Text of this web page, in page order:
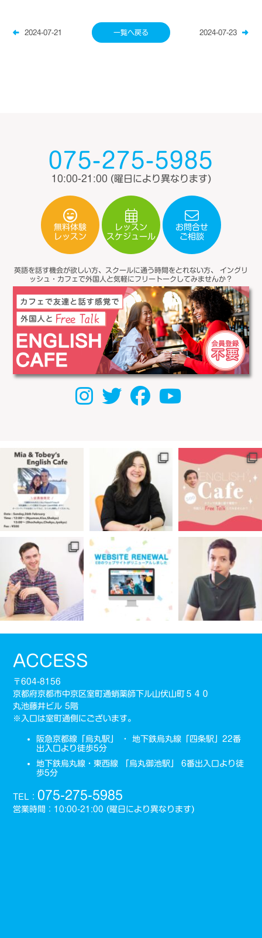
2024-07-21 一覧へ戻る 2024-07-23
075-275-5985
10:00-21:00 (曜日により異なります)
無料体験
レッスン
レッスン
スケジュール
お問合せ
ご相談
英語を話す機会が欲しい方、スクールに通う時間をとれない方、 イングリ
ッシュ・カフェで外国人と気軽にフリートークしてみませんか？
ACCESS
〒604-8156
京都府京都市中京区室町通蛸薬師下ル山伏山町５４０
丸池藤井ビル 5階
※入口は室町通側にございます。
阪急京都線「烏丸駅」 ・ 地下鉄烏丸線「四条駅」22番
出入口より徒歩5分
地下鉄烏丸線・東西線 「烏丸御池駅」 6番出入口より徒
歩5分
TEL： 075-275-5985
営業時間：10:00-21:00 (曜日により異なります)